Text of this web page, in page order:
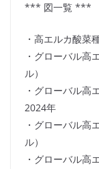
*** 図一覧 ***
・高エルカ酸菜
・グローバル高
ル）
・グローバル高
2024年
・グローバル高
ル）
・グローバル高